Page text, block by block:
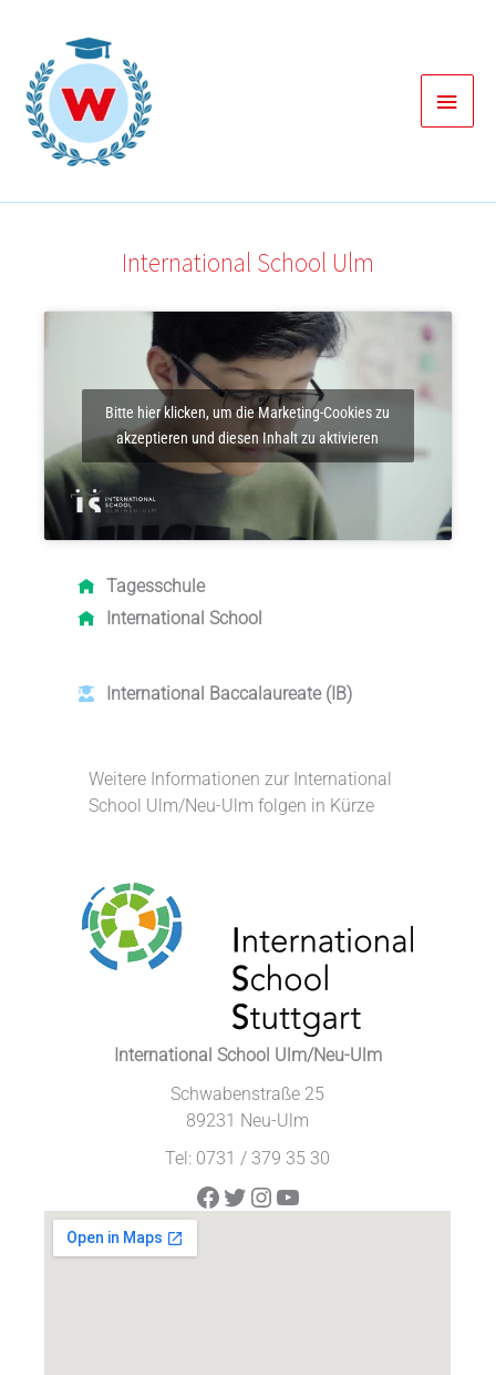
springen
International School Ulm
Bitte hier klicken, um die Marketing-Cookies zu
akzeptieren und diesen Inhalt zu aktivieren
Tagesschule
International School
International Baccalaureate (IB)
Weitere Informationen zur International
School Ulm/Neu-Ulm folgen in Kürze
International School Ulm/Neu-Ulm
Schwabenstraße 25
89231 Neu-Ulm
Tel: 0731 / 379 35 30
Facebook
Twitter
Instagram
YouTube